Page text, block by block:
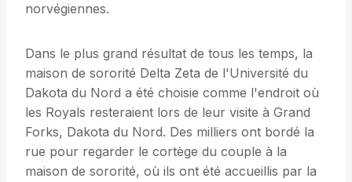
norvégiennes.
Dans le plus grand résultat de tous les temps, la
maison de sororité Delta Zeta de l'Université du
Dakota du Nord a été choisie comme l'endroit où
les Royals resteraient lors de leur visite à Grand
Forks, Dakota du Nord. Des milliers ont bordé la
rue pour regarder le cortège du couple à la
maison de sororité, où ils ont été accueillis par la